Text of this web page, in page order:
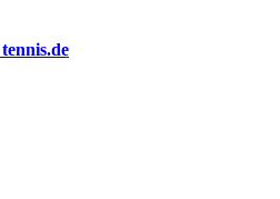
tennis.de